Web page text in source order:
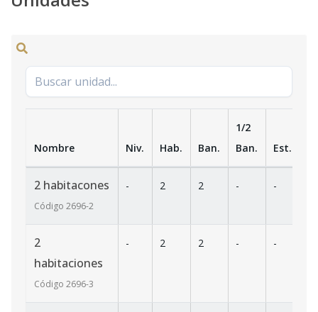
Nombre Niv. Hab. Ban.
1/2
Ban.
Est.
2 habitacones
Código 2696-2
- 2 2 - -
2
habitaciones
Código 2696-3
- 2 2 - -